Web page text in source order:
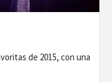
de 2015, con una